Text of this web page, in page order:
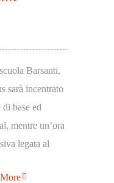
Barsanti,
sarà incentrato
base ed
mentre un’ora
legata al